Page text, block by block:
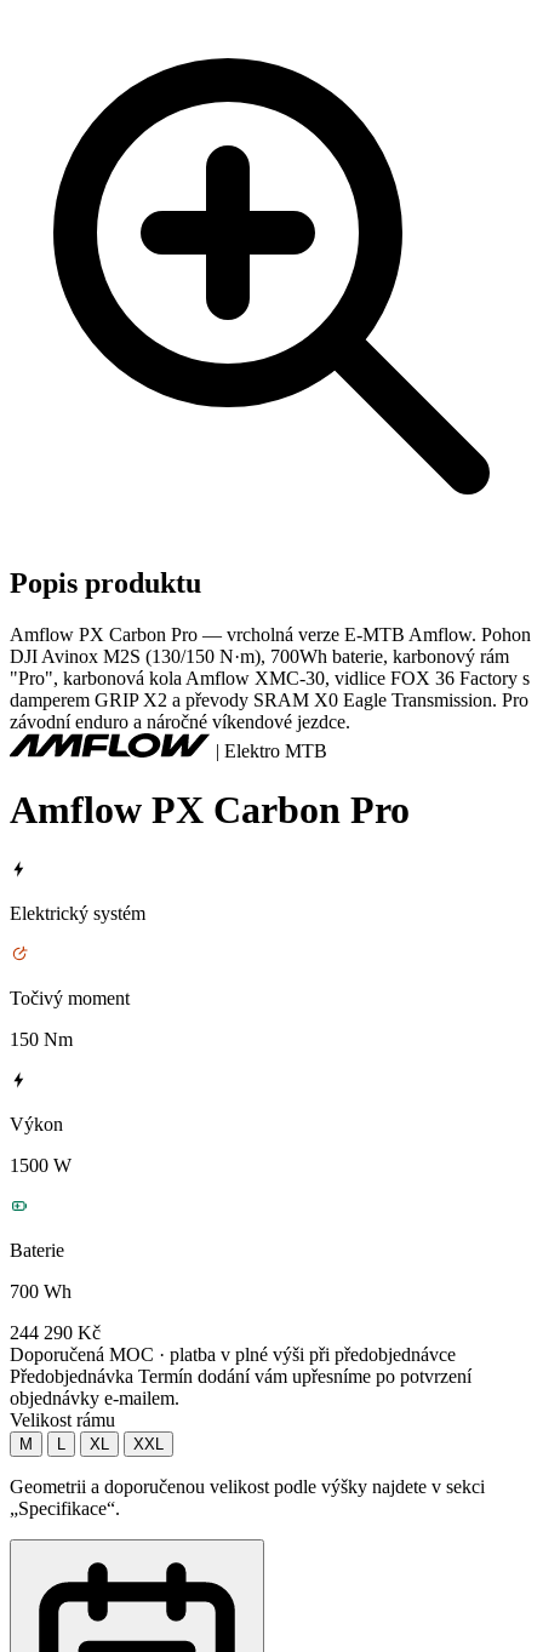
Popis produktu
Amflow PX Carbon Pro — vrcholná verze E-MTB Amflow. Pohon
DJI Avinox M2S (130/150 N·m), 700Wh baterie, karbonový rám
"Pro", karbonová kola Amflow XMC-30, vidlice FOX 36 Factory s
damperem GRIP X2 a převody SRAM X0 Eagle Transmission. Pro
závodní enduro a náročné víkendové jezdce.
| Elektro MTB
Amflow PX Carbon Pro
Elektrický systém
Točivý moment
150 Nm
Výkon
1500 W
Baterie
700 Wh
244 290 Kč
Doporučená MOC · platba v plné výši při předobjednávce
Předobjednávka Termín dodání vám upřesníme po potvrzení
objednávky e-mailem.
Velikost rámu
M L XL XXL
Geometrii a doporučenou velikost podle výšky najdete v sekci
„Specifikace“.